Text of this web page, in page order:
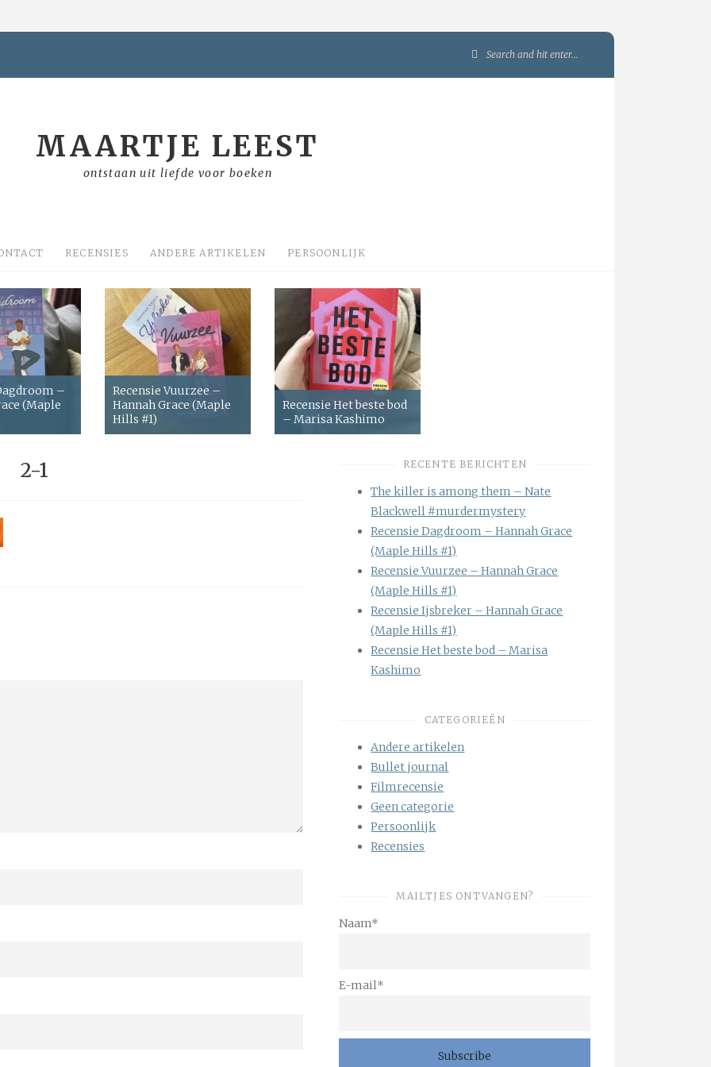
Search
MAARTJE LEEST
ontstaan uit liefde voor boeken
RECENSIES ANDERE ARTIKELEN PERSOONLIJK
–
(Maple
Recensie Vuurzee –
Hannah Grace (Maple
Hills #1)
Recensie Het beste bod
– Marisa Kashimo
2-1 RECENTE BERICHTEN
The killer is among them – Nate
Blackwell #murdermystery
Recensie Dagdroom – Hannah Grace
(Maple Hills #1)
Recensie Vuurzee – Hannah Grace
(Maple Hills #1)
Recensie Ijsbreker – Hannah Grace
(Maple Hills #1)
Recensie Het beste bod – Marisa
Kashimo
CATEGORIEËN
Andere artikelen
Bullet journal
Filmrecensie
Geen categorie
Persoonlijk
Recensies
MAILTJES ONTVANGEN?
Naam*
E-mail*